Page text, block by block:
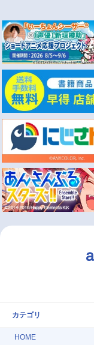
カテゴリ
HOME